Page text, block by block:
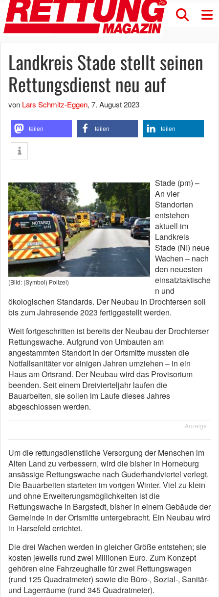
Landkreis Stade stellt seinen
Rettungsdienst neu auf
von Lars Schmitz-Eggen, 7. August 2023
teilen teilen teilen
(Bild: (Symbol) Polizei)
Stade (pm) –
An vier
Standorten
entstehen
aktuell im
Landkreis
Stade (NI) neue
Wachen – nach
den neuesten
einsatztaktische
n und
ökologischen Standards. Der Neubau in Drochtersen soll
bis zum Jahresende 2023 fertiggestellt werden.
Weit fortgeschritten ist bereits der Neubau der Drochterser
Rettungswache. Aufgrund von Umbauten am
angestammten Standort in der Ortsmitte mussten die
Notfallsanitäter vor einigen Jahren umziehen – in ein
Haus am Ortsrand. Der Neubau wird das Provisorium
beenden. Seit einem Dreivierteljahr laufen die
Bauarbeiten, sie sollen im Laufe dieses Jahres
abgeschlossen werden.
Anzeige
Um die rettungsdienstliche Versorgung der Menschen im
Alten Land zu verbessern, wird die bisher in Horneburg
ansässige Rettungswache nach Guderhandviertel verlegt.
Die Bauarbeiten starteten im vorigen Winter. Viel zu klein
und ohne Erweiterungsmöglichkeiten ist die
Rettungswache in Bargstedt, bisher in einem Gebäude der
Gemeinde in der Ortsmitte untergebracht. Ein Neubau wird
in Harsefeld errichtet.
Die drei Wachen werden in gleicher Größe entstehen; sie
kosten jeweils rund zwei Millionen Euro. Zum Konzept
gehören eine Fahrzeughalle für zwei Rettungswagen
(rund 125 Quadratmeter) sowie die Büro-, Sozial-, Sanitär-
und Lagerräume (rund 345 Quadratmeter).